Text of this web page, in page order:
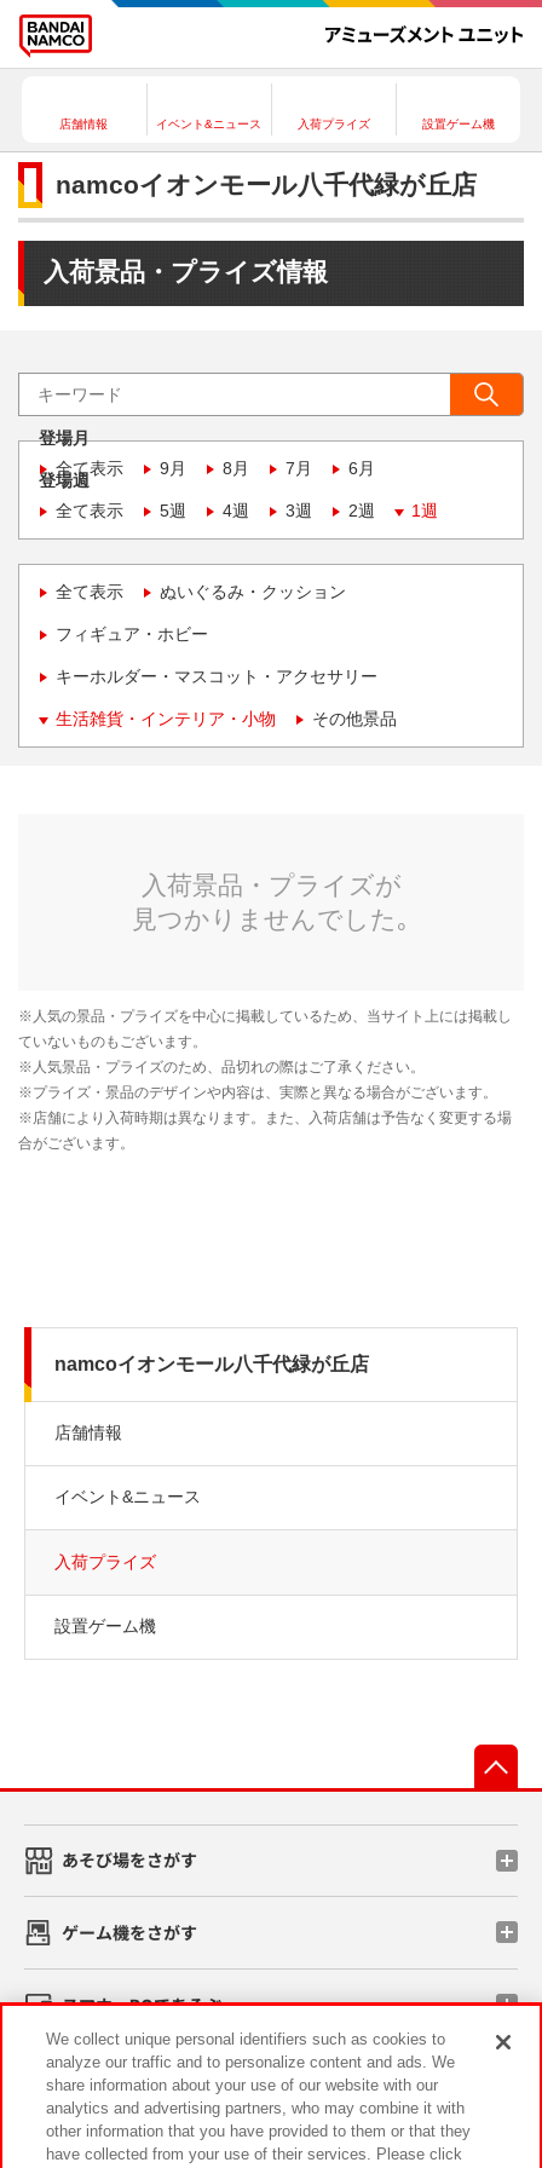
店舗情報 イベント&ニュース 入荷プライズ 設置ゲーム機
namcoイオンモール八千代緑が丘店
入荷景品・プライズ情報
登場月
全て表示
9月 8月 7月 6月
登場週
全て表示
5週 4週 3週 2週 1週
全て表示 ぬいぐるみ・クッション
フィギュア・ホビー
キーホルダー・マスコット・アクセサリー
生活雑貨・インテリア・小物 その他景品
namcoイオンモール八千代緑が丘店
店舗情報
イベント&ニュース
入荷プライズ
設置ゲーム機
あそび場をさがす
ゲーム機をさがす
スマホ・PCであそぶ
イベント・キャンペーン
We collect unique personal identifiers such as cookies to
analyze our traffic and to personalize content and ads. We
share information about your use of our website with our
analytics and advertising partners, who may combine it with
other information that you have provided to them or that they
have collected from your use of their services. Please click